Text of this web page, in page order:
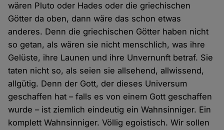
wären Pluto oder Hades oder die griechischen
Götter da oben, dann wäre das schon etwas
anderes. Denn die griechischen Götter haben nicht
so getan, als wären sie nicht menschlich, was ihre
Gelüste, ihre Launen und ihre Unvernunft betraf. Sie
taten nicht so, als seien sie allsehend, allwissend,
allgütig. Denn der Gott, der dieses Universum
geschaffen hat – falls es von einem Gott geschaffen
wurde – ist ziemlich eindeutig ein Wahnsinniger. Ein
komplett Wahnsinniger. Völlig egoistisch. Wir sollen